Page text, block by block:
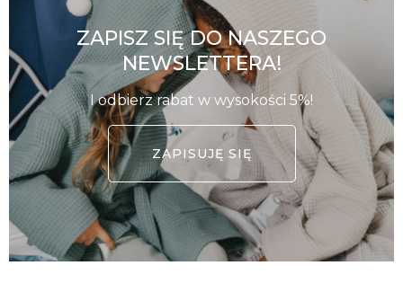
ZAPISZ SIĘ DO NASZEGO
NEWSLETTERA!
I odbierz rabat w wysokości 5%!
ZAPISUJĘ SIĘ